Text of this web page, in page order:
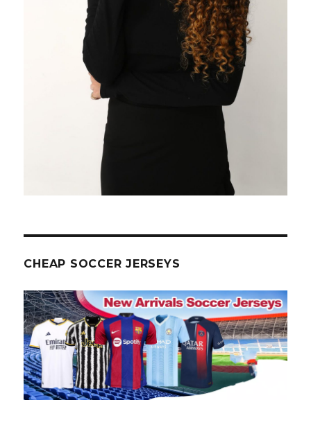
CHEAP SOCCER JERSEYS